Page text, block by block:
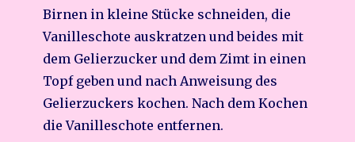
Birnen in kleine Stücke schneiden, die
Vanilleschote auskratzen und beides mit
dem Gelierzucker und dem Zimt in einen
Topf geben und nach Anweisung des
Gelierzuckers kochen. Nach dem Kochen
die Vanilleschote entfernen.